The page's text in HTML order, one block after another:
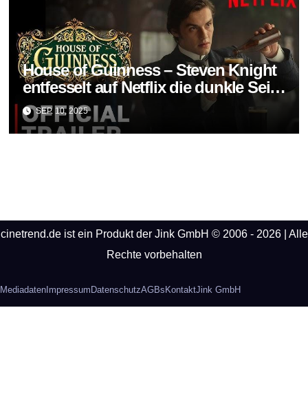
House of Guinness – Steven Knight
entfesselt auf Netflix die dunkle Seite
einer Legende
SEP. 10, 2025
cinetrend.de ist ein Produkt der Jink GmbH © 2006 - 2026 | Alle
Rechte vorbehalten
MediadatenImpressumDatenschutzAGBsKontaktJink GmbH